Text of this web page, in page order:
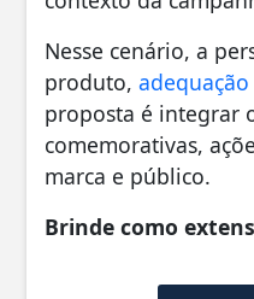
Nesse cenário, a
produto,
proposta é integrar
comemorativas,
marca e público.
Brinde como